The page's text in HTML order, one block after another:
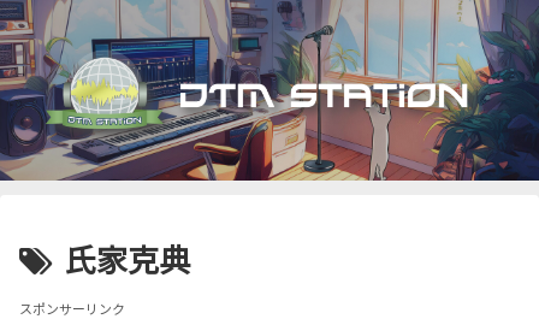
氏家克典
スポンサーリンク